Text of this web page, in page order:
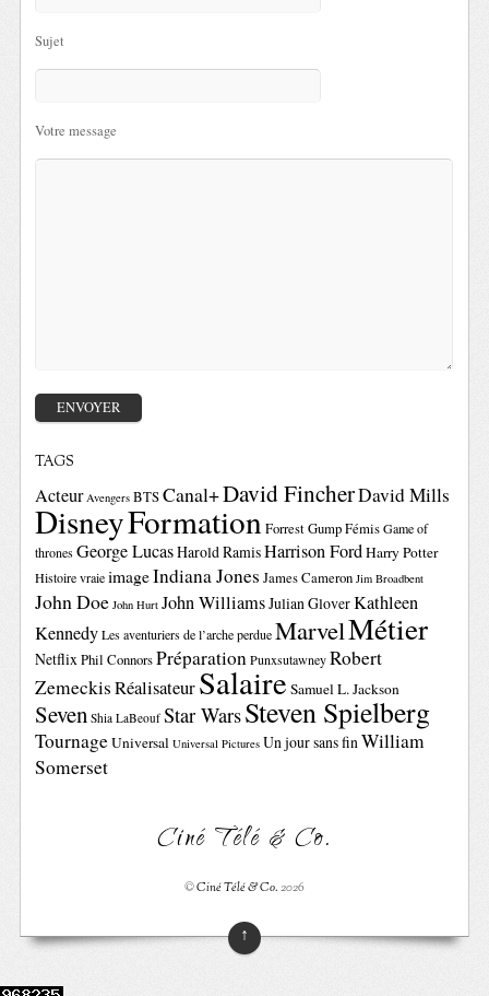
Sujet
Votre message
TAGS
Acteur Avengers BTSCanal+David FincherDavid Mills
DisneyFormationForrest GumpFémis Game of
thrones George LucasHarold RamisHarrison FordHarry Potter
Histoire vraie imageIndiana Jones James Cameron Jim Broadbent
John Doe John Hurt John WilliamsJulian GloverKathleen
Kennedy Les aventuriers de l’arche perdue MarvelMétier
NetflixPhil ConnorsPréparation Punxsutawney Robert
ZemeckisRéalisateurSalaire Samuel L. Jackson
Seven Shia LaBeouf Star WarsSteven Spielberg
TournageUniversal Universal Pictures Un jour sans finWilliam
Somerset
Ciné Télé & Co.
©Ciné Télé & Co.2026
↑